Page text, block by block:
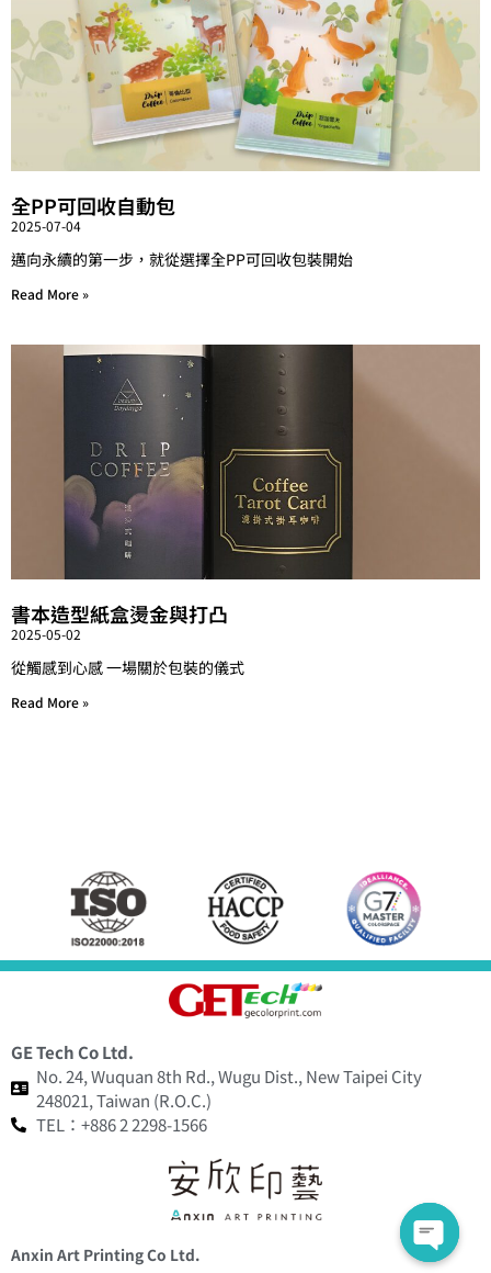
全PP可回收自動包
2025-07-04
邁向永續的第一步，就從選擇全PP可回收包裝開始
Read More »
書本造型紙盒燙金與打凸
2025-05-02
從觸感到心感 一場關於包裝的儀式
Read More »
GE Tech Co Ltd.
No. 24, Wuquan 8th Rd., Wugu Dist., New Taipei City
248021, Taiwan (R.O.C.)
TEL：+886 2 2298-1566
Anxin Art Printing Co Ltd.